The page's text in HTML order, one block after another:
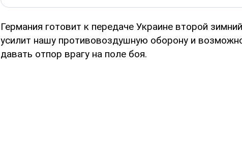
Германия готовит к передаче Украине второй
усилит нашу противовоздушную оборону и
давать отпор врагу на поле боя.